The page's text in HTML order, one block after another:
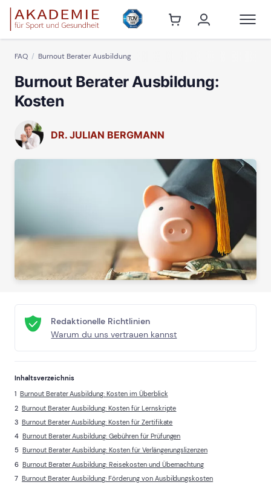
FAQ Burnout Berater Ausbildung
Burnout Berater Ausbildung:
Kosten
DR. JULIAN BERGMANN
Redaktionelle Richtlinien
Warum du uns vertrauen kannst
Inhaltsverzeichnis
Burnout Berater Ausbildung: Kosten im Überblick
Burnout Berater Ausbildung: Kosten für Lernskripte
Burnout Berater Ausbildung: Kosten für Zertifikate
Burnout Berater Ausbildung: Gebühren für Prüfungen
Burnout Berater Ausbildung: Kosten für Verlängerungslizenzen
Burnout Berater Ausbildung: Reisekosten und Übernachtung
Burnout Berater Ausbildung: Förderung von Ausbildungskosten